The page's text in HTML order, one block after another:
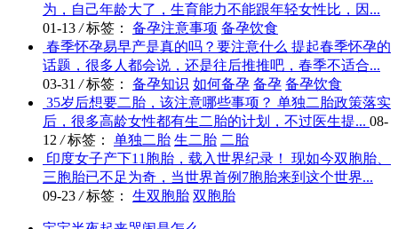
为，自己年龄大了，生育能力不能跟年轻女性比，因...
01-13 /标签： 备孕注意事项 备孕饮食
春季怀孕易早产是真的吗？要注意什么 提起春季怀孕的
话题，很多人都会说，还是往后推推吧，春季不适合...
03-31 /标签： 备孕知识 如何备孕 备孕 备孕饮食
35岁后想要二胎，该注意哪些事项？ 单独二胎政策落实
后，很多高龄女性都有生二胎的计划，不过医生提... 08-
12 /标签： 单独二胎 生二胎 二胎
印度女子产下11胞胎，载入世界纪录！
现如今双胞胎、
三胞胎已不足为奇，当世界首例7胞胎来到这个世界...
09-23 /标签： 生双胞胎 双胞胎